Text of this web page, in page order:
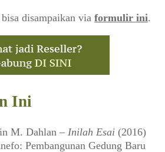
disampaikan via formulir ini.
Ini
M. Dahlan – Inilah Esai (2016)
Pembangunan Gedung Baru